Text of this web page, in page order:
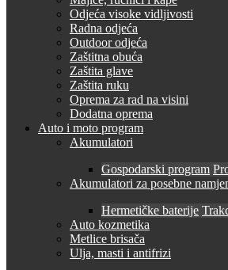
Odjeća visoke vidljivosti
Radna odjeća
Outdoor odjeća
Zaštitna obuća
Zaštita glave
Zaštita ruku
Oprema za rad na visini
Dodatna oprema
Auto i moto program
Akumulatori
Gospodarski program
Akumulatori za posebne
Hermetičke baterije
Auto kozmetika
Metlice brisača
Ulja, masti i antifrizi